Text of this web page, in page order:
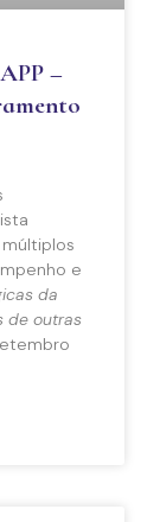
–
e
da
de outras